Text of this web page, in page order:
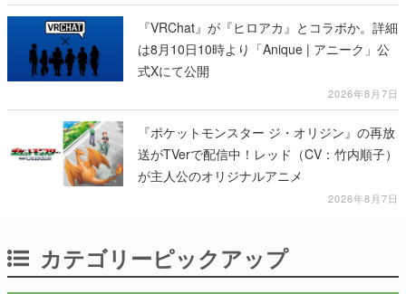
『VRChat』が『ヒロアカ』とコラボか。詳細
は8月10日10時より「Anique | アニーク」公
式Xにて公開
2026年8月7日
『ポケットモンスター ジ・オリジン』の再放
送がTVerで配信中！レッド（CV：竹内順子）
が主人公のオリジナルアニメ
2026年8月7日
カテゴリーピックアップ